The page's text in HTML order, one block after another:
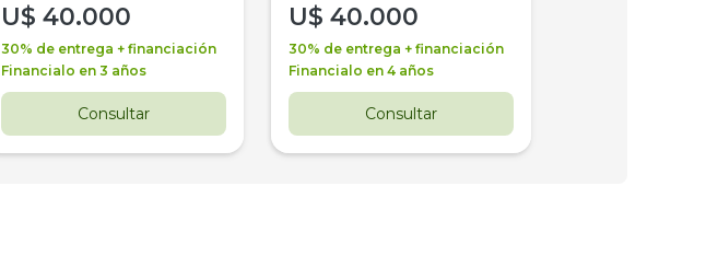
U$ 40.000
30% de entrega + financiación
Financialo en 3 años
Consultar
U$ 40.000
30% de entrega + financiación
Financialo en 4 años
Consultar